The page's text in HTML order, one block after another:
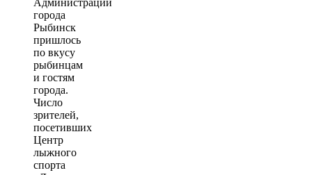
Администрации
города
Рыбинск
пришлось
по вкусу
рыбинцам
и гостям
города.
Число
зрителей,
посетивших
Центр
лыжного
спорта